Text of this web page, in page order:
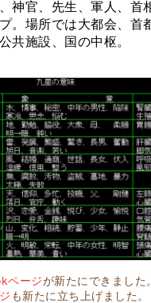
神官、先生、軍人、首
。場所では大都会、首
共施設、国の中枢。
ページが新たにできました。
も新たに立ち上げました。